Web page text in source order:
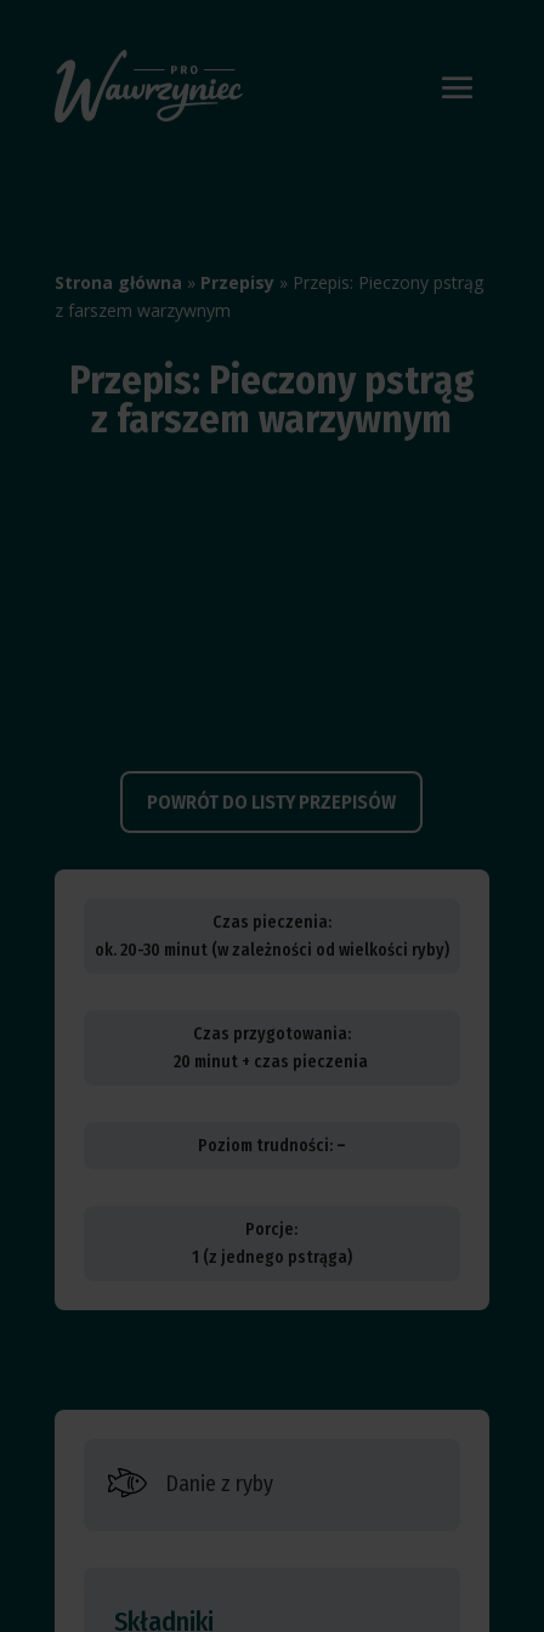
Strona główna » Przepisy » Przepis: Pieczony pstrąg
z farszem warzywnym
Przepis: Pieczony pstrąg
z farszem warzywnym
POWRÓT DO LISTY PRZEPISÓW
Czas pieczenia:
ok. 20-30 minut (w zależności od wielkości ryby)
Czas przygotowania:
20 minut + czas pieczenia
Poziom trudności: –
Porcje:
1 (z jednego pstrąga)
Danie z ryby
Składniki